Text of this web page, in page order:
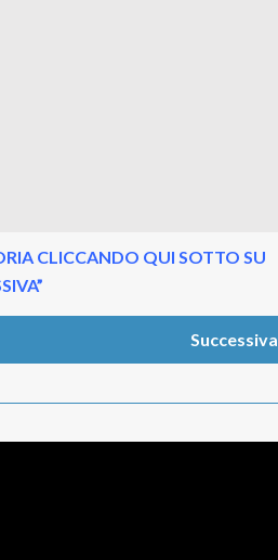
CLICCANDO QUI SOTTO SU
Successiva